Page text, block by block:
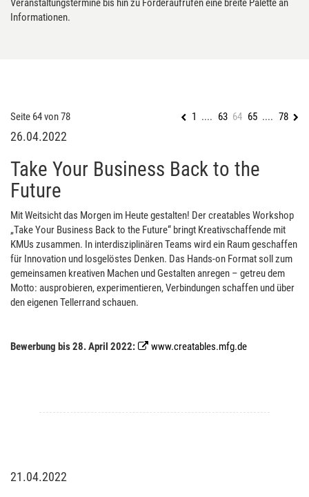
Informationen.
Seite 64 von 78 1 .... 63 64 65 .... 78
26.04.2022
Take Your Business Back to the
Future
Mit Weitsicht das Morgen im Heute gestalten! Der creatables Workshop
„Take Your Business Back to the Future“ bringt Kreativschaffende mit
KMUs zusammen. In interdisziplinären Teams wird ein Raum geschaffen
für Innovation und losgelöstes Denken. Das Hands-on Format soll zum
gemeinsamen kreativen Machen und Gestalten anregen – getreu dem
Motto: ausprobieren, experimentieren, Verbindungen schaffen und über
den eigenen Tellerrand schauen.
Bewerbung bis 28. April 2022: www.creatables.mfg.de
21.04.2022